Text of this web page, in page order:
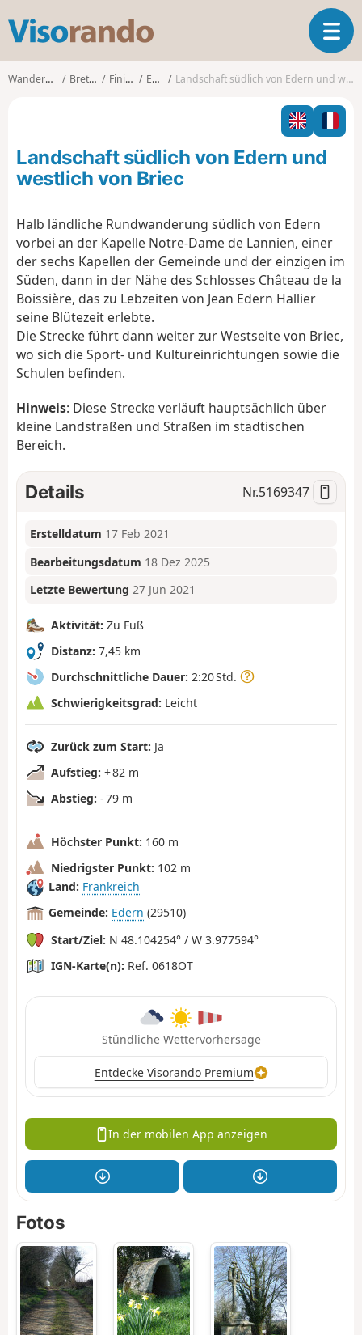
s
o
T
o
g
l
n
t
i
o
Wanderungen Bretagne Finistère Edern Landschaft südlich von Edern und westlich von Briec
Landschaft südlich von Edern und
westlich von Briec
Halb ländliche Rundwanderung südlich von Edern
vorbei an der Kapelle Notre-Dame de Lannien, einer
der sechs Kapellen der Gemeinde und der einzigen im
Süden, dann in der Nähe des Schlosses Château de la
Boissière, das zu Lebzeiten von Jean Edern Hallier
seine Blütezeit erlebte.
Die Strecke führt dann weiter zur Westseite von Briec,
wo sich die Sport- und Kultureinrichtungen sowie die
Schulen befinden.
Hinweis: Diese Strecke verläuft hauptsächlich über
kleine Landstraßen und Straßen im städtischen
Bereich.
Details Nr.5169347
Erstelldatum 17 Feb 2021
Bearbeitungsdatum 18 Dez 2025
Letzte Bewertung 27 Jun 2021
Aktivität: Zu Fuß
Distanz: 7,45 km
Durchschnittliche Dauer: 2:20 Std.
Schwierigkeitsgrad: Leicht
Zurück zum Start: Ja
Aufstieg: + 82 m
Abstieg: - 79 m
Höchster Punkt: 160 m
Niedrigster Punkt: 102 m
Land: Frankreich
Gemeinde: Edern (29510)
Start/Ziel: N 48.104254° / W 3.977594°
IGN-Karte(n): Ref. 0618OT
Stündliche Wettervorhersage
Entdecke Visorando Premium
In der mobilen App anzeigen
Fotos